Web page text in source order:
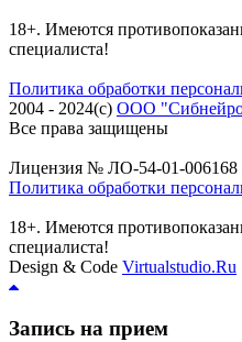
18+. Имеются
специалиста!
Политика обработки
2004 - 2024(c) ООО
Все права защищены
Лицензия № ЛО-54-01-006168
Политика обработки
18+. Имеются
специалиста!
Design & Code Virtualstudio.Ru
Запись на прием